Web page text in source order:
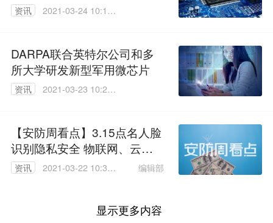
资讯
2021-03-24 10:16:
DARPA联合英特尔公司和多
所大学研发新型军用微芯片
资讯
2021-03-23 10:28:
【安防周看点】3.15点名人脸
识别隐私安全 物联网、云厂
商上市潮来了
资讯
2021-03-22 10:32:
编辑部
显示更多内容